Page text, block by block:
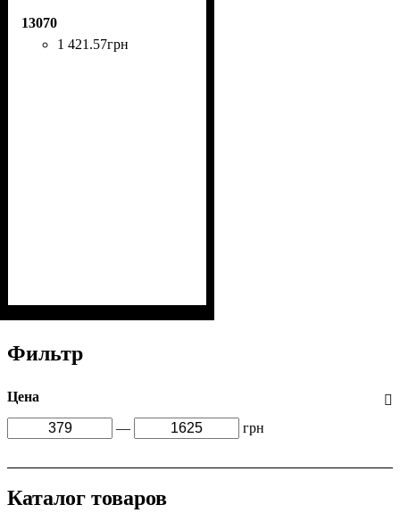
13070
1 421 .57грн
Фильтр
Цена
— грн
Каталог товаров